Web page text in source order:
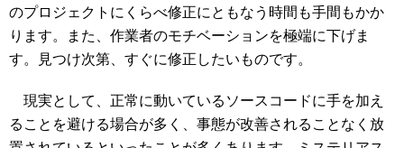
のプロジェクトにくらべ修正にともなう時間も手間もかか
ります。また、作業者のモチベーションを極端に下げま
す。見つけ次第、すぐに修正したいものです。
現実として、正常に動いているソースコードに手を加え
ることを避ける場合が多く、事態が改善されることなく放